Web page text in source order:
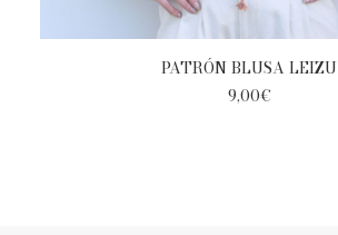
AÑADIR AL CARRITO
PATRÓN BLUSA LEIZU
9,00€